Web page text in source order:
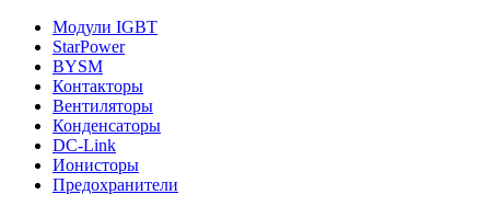
Модули IGBT
StarPower
BYSM
Контакторы
Вентиляторы
Конденсаторы
DC-Link
Ионисторы
Предохранители